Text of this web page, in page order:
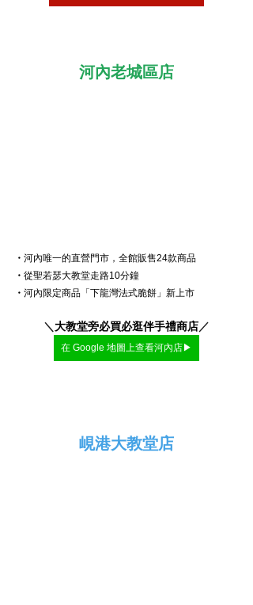
河內老城區店
・ 河內唯一的直營門市，全館販售24款商品
・ 從聖若瑟大教堂走路10分鐘
・ 河內限定商品「下龍灣法式脆餅」新上市
＼大教堂旁必買必逛伴手禮商店／
在 Google 地圖上查看河內店▶
峴港大教堂店